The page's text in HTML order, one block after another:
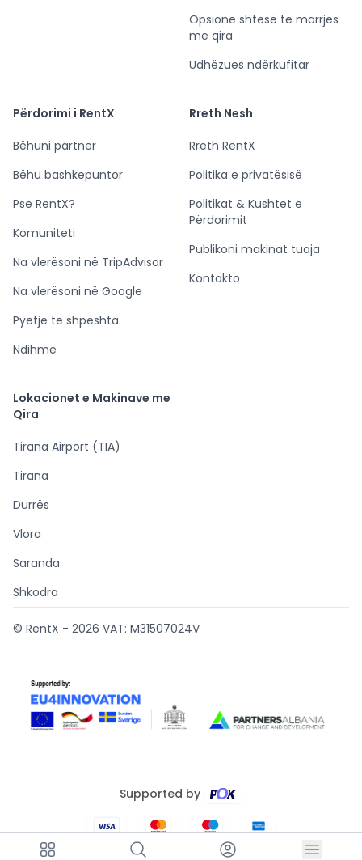
Opsione shtesë të marrjes
me qira
Udhëzues ndërkufitar
Përdorimi i RentX
Bëhuni partner
Bëhu bashkepuntor
Pse RentX?
Komuniteti
Na vlerësoni në TripAdvisor
Na vlerësoni në Google
Pyetje të shpeshta
Ndihmë
Rreth Nesh
Rreth RentX
Politika e privatësisë
Politikat & Kushtet e
Përdorimit
Publikoni makinat tuaja
Kontakto
Lokacionet e Makinave me
Qira
Tirana Airport (TIA)
Tirana
Durrës
Vlora
Saranda
Shkodra
© RentX - 2026 VAT: M31507024V
Supported by